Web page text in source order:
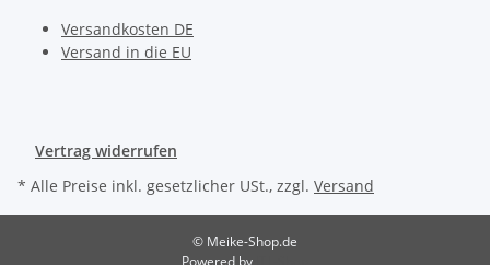
Versandkosten DE
Versand in die EU
Vertrag widerrufen
* Alle Preise inkl. gesetzlicher USt., zzgl. Versand
© Meike-Shop.de